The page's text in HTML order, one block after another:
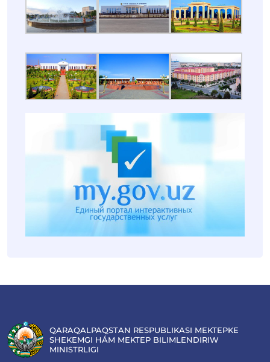
QARAQALPAQSTAN RESPUBLIKASI MEKTEPKE
SHEKEMGI HÁM MEKTEP BILIMLENDIRIW
MINISTRLIGI